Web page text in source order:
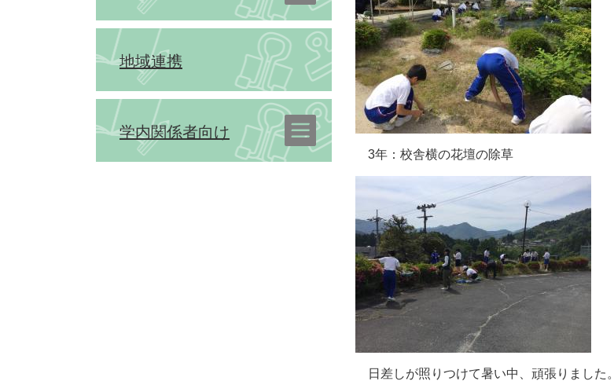
3年：校舎横の花壇の除草
日差しが照りつけて暑い中、頑張りました。
地域連携
学内関係者向け